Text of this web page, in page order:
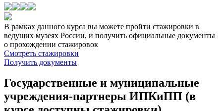
В рамках данного курса вы можете пройти стажировки в
ведущих музеях России, и получить официальные документы
о прохождении стажировок
Смотреть стажировки
Получить документы
Государственные и муниципальные
учреждения-партнеры ИПКиПП (в